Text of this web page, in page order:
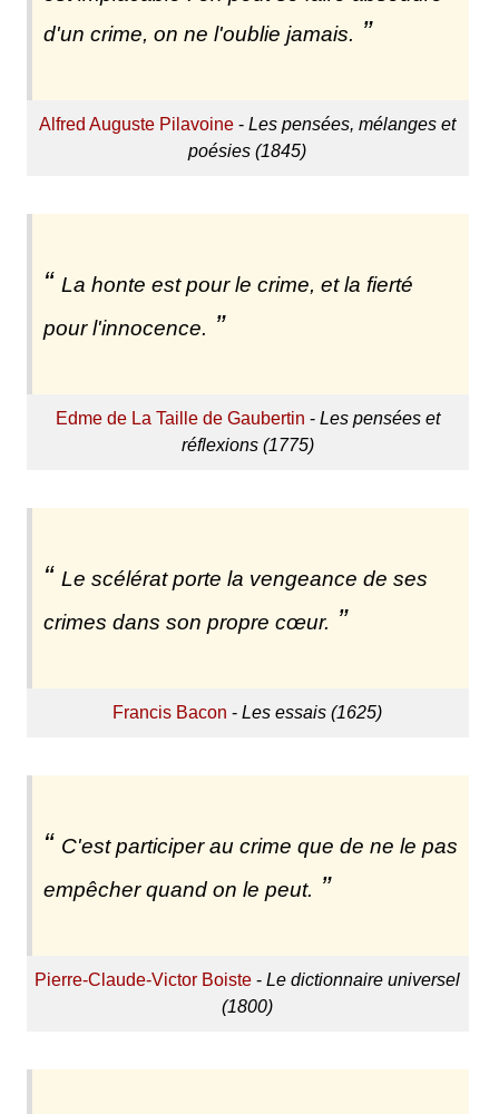
d'un crime, on ne l'oublie jamais.
Alfred Auguste Pilavoine -Les pensées, mélanges et
poésies (1845)
La honte est pour le crime, et la fierté
pour l'innocence.
Edme de La Taille de Gaubertin - Les pensées et
réflexions (1775)
Le scélérat porte la vengeance de ses
crimes dans son propre cœur.
Francis Bacon -Les essais (1625)
C'est participer au crime que de ne le pas
empêcher quand on le peut.
Pierre-Claude-Victor Boiste -Le dictionnaire universel
(1800)